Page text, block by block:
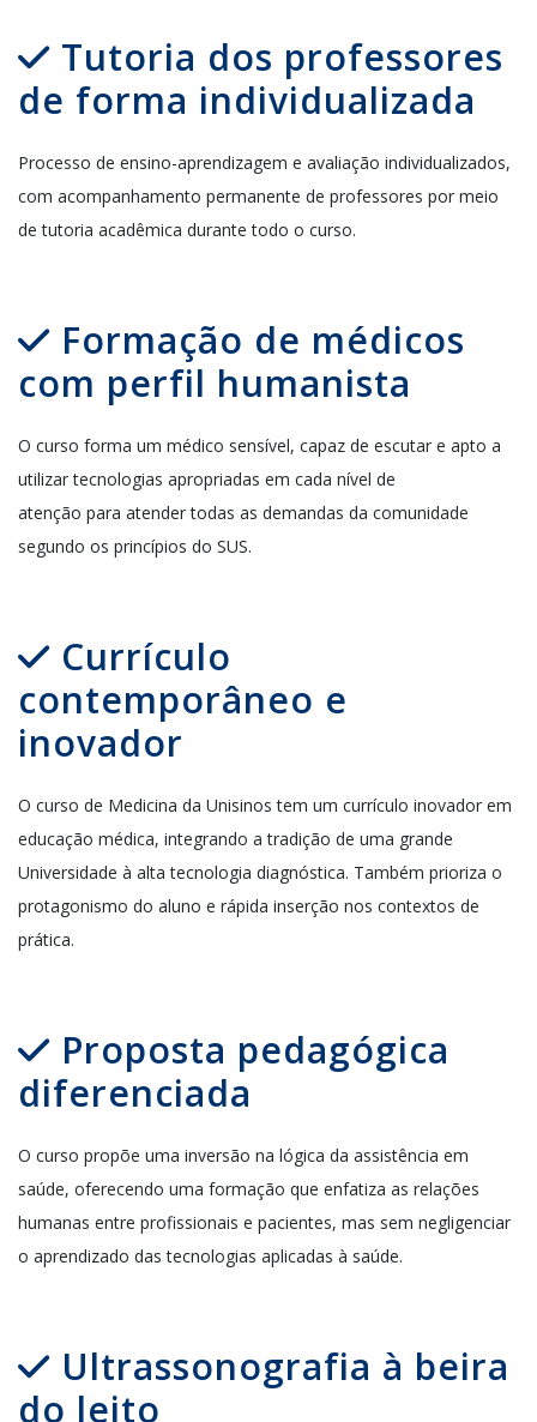
Tutoria dos professores
de forma individualizada
Processo de ensino-aprendizagem e avaliação individualizados,
com acompanhamento permanente de professores por meio
de tutoria acadêmica durante todo o curso.
Formação de médicos
com perfil humanista
O curso forma um médico sensível, capaz de escutar e apto a
utilizar tecnologias apropriadas em cada nível de
atenção para atender todas as demandas da comunidade
segundo os princípios do SUS.
Currículo
contemporâneo e
inovador
O curso de Medicina da Unisinos tem um currículo inovador em
educação médica, integrando a tradição de uma grande
Universidade à alta tecnologia diagnóstica. Também prioriza o
protagonismo do aluno e rápida inserção nos contextos de
prática.
Proposta pedagógica
diferenciada
O curso propõe uma inversão na lógica da assistência em
saúde, oferecendo uma formação que enfatiza as relações
humanas entre profissionais e pacientes, mas sem negligenciar
o aprendizado das tecnologias aplicadas à saúde.
Ultrassonografia à beira
do leito